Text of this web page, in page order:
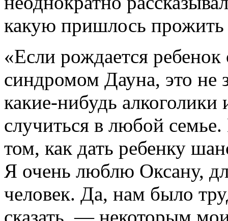
какую пришлось прожить
«Если рождается
синдромом Дауна, это не
какие-нибудь
случиться в любой
том, как дать ребенку
Я очень люблю Оксану,
человек. Да, нам было